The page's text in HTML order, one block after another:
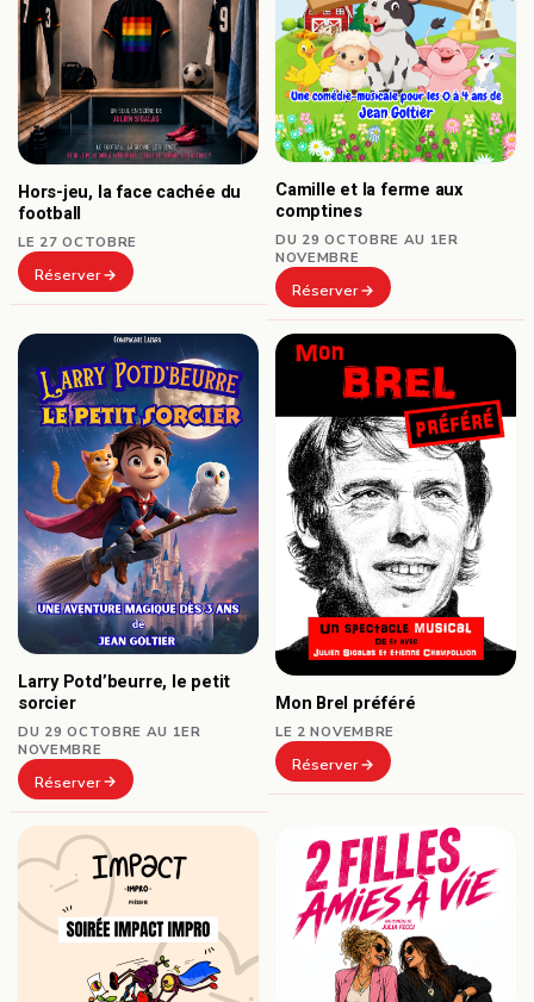
Hors-jeu, la face cachée du
football
LE 27 OCTOBRE
Réserver
Camille et la ferme aux
comptines
DU 29 OCTOBRE AU 1ER
NOVEMBRE
Réserver
Larry Potd’beurre, le petit
sorcier
DU 29 OCTOBRE AU 1ER
NOVEMBRE
Réserver
Mon Brel préféré
LE 2 NOVEMBRE
Réserver